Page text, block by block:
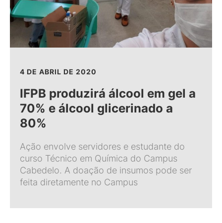
4 DE ABRIL DE 2020
IFPB produzirá álcool em gel a
70% e álcool glicerinado a
80%
Ação envolve servidores e estudante do
curso Técnico em Química do Campus
Cabedelo. A doação de insumos pode ser
feita diretamente no Campus